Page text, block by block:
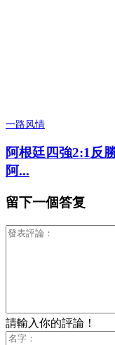
一路风情
阿根廷四強2:1反
阿...
留下一個答复
請輸入你的評論！